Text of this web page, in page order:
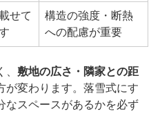
せて
構造の強度・断熱
への配慮が重要
敷地の広さ・隣家との距
が変わります。落雪式にす
なスペースがあるかを必ず